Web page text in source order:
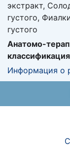
экстракт,
густого,
густого
Анатомо-
Информация о
Информация о